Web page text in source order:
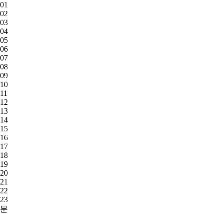
01
02
03
04
05
06
07
08
09
10
11
12
13
14
15
16
17
18
19
20
21
22
23
분